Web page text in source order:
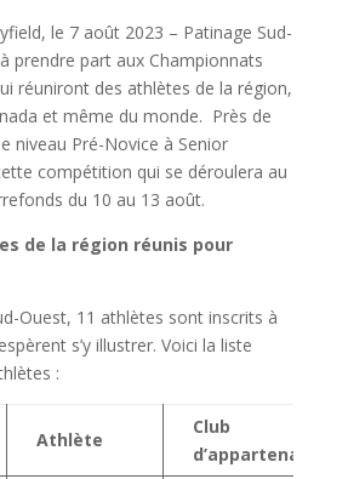
le 7 août 2023 – Patinage Sud-
prendre part aux Championnats
réuniront des athlètes de la région,
et même du monde. Près de
niveau Pré-Novice à Senior
compétition qui se déroulera au
du 10 au 13 août.
de la région réunis pour
Ouest, 11 athlètes sont inscrits à
s’y illustrer. Voici la liste
:
Athlète
Club
d’appartenance